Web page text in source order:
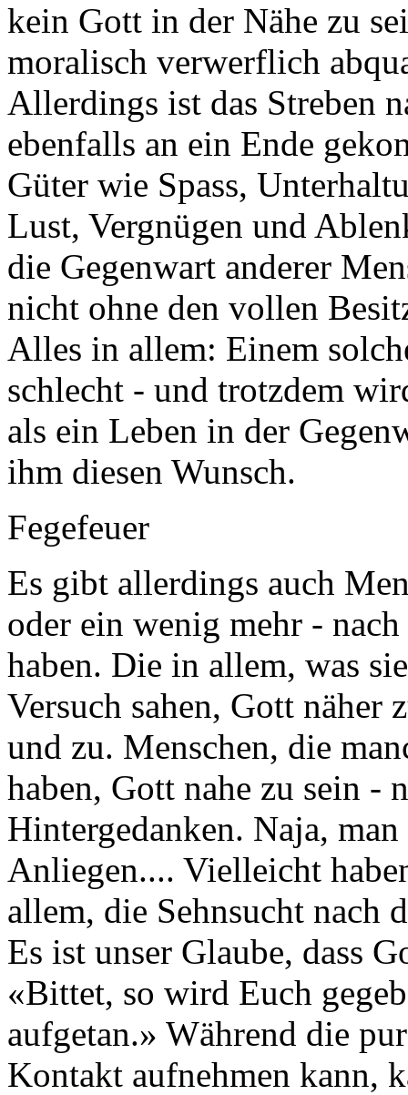
kein Gott in der Nähe zu
moralisch verwerflich
Allerdings ist das Streben
ebenfalls an ein Ende
Güter wie Spass,
Lust, Vergnügen und
die Gegenwart anderer
nicht ohne den vollen
Alles in allem: Einem
schlecht - und trotzdem
als ein Leben in der
ihm diesen Wunsch.
Fegefeuer
Es gibt allerdings auch
oder ein wenig mehr -
haben. Die in allem, was
Versuch sahen, Gott näher
und zu. Menschen, die
haben, Gott nahe zu sein -
Hintergedanken. Naja,
Anliegen.... Vielleicht
allem, die Sehnsucht nach
Es ist unser Glaube, dass
«Bittet, so wird Euch
aufgetan.» Während die
Kontakt aufnehmen kann,